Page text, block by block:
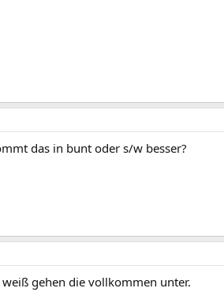
das in bunt oder s/w besser?
gehen die vollkommen unter.